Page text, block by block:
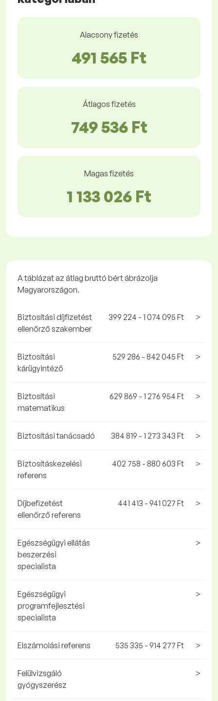
Alacsony fizetés
491 565 Ft
Átlagos fizetés
749 536 Ft
Magas fizetés
1 133 026 Ft
A táblázat az átlag bruttó bért ábrázolja
Magyarországon.
Biztosítási díjfizetést
ellenőrző szakember
399 224 - 1 074 095 Ft >
Biztosítási
kárügyintéző
529 286 - 842 045 Ft >
Biztosítási
matematikus
629 869 - 1 276 954 Ft >
Biztosítási tanácsadó 384 819 - 1 273 343 Ft >
Biztosításkezelési
referens
402 758 - 880 603 Ft >
Díjbefizetést
ellenőrző referens
441 413 - 941 027 Ft >
Egészségügyi ellátás
beszerzési
specialista
>
Egészségügyi
programfejlesztési
specialista
>
Elszámolási referens 535 335 - 914 277 Ft >
Felülvizsgáló
gyógyszerész
>